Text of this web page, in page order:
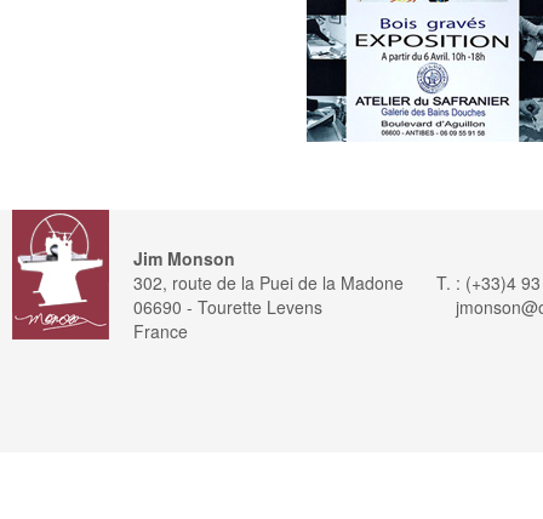
Jim Monson
302, route de la Puei de la Madone
06690 - Tourette Levens
France
T. : (+33)4